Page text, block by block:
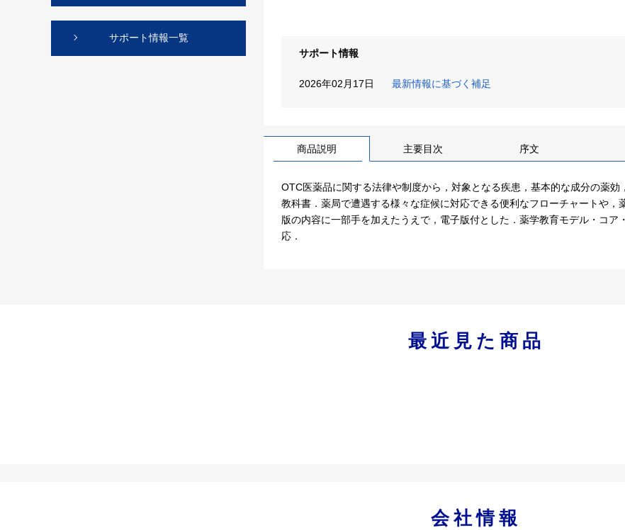
サポート情報
2026年02月17日 最新情報に基づく補足
商品説明 主要目次 序文
OTC医薬品に関する法律や制度から，対象となる疾患，基本的な成分の薬
教科書．薬局で遭遇する様々な症候に対応できる便利なフローチャートや
版の内容に一部手を加えたうえで，電子版付とした．薬学教育モデル・コ
応．
サポート情報一覧
最近見た商品
会社情報